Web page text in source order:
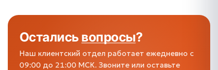
Осталисьвопросы?
Наш клиентский отдел работает ежедневно с
09:00 до 21:00 МСК. Звоните или оставьте